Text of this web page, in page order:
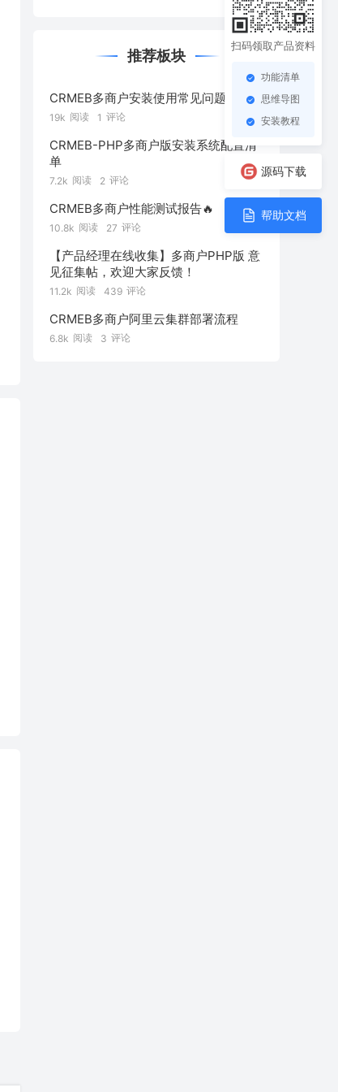
推荐板块
CRMEB多商户安装使用常见问题
19k 阅读 1 评论
CRMEB-PHP多商户版安装系统配置清
单
7.2k 阅读 2 评论
CRMEB多商户性能测试报告🔥
10.8k 阅读 27 评论
【产品经理在线收集】多商户PHP版 意
见征集帖，欢迎大家反馈！
11.2k 阅读 439 评论
CRMEB多商户阿里云集群部署流程
6.8k 阅读 3 评论
扫码领取产品资料
功能清单
思维导图
安装教程
源码下载
帮助文档